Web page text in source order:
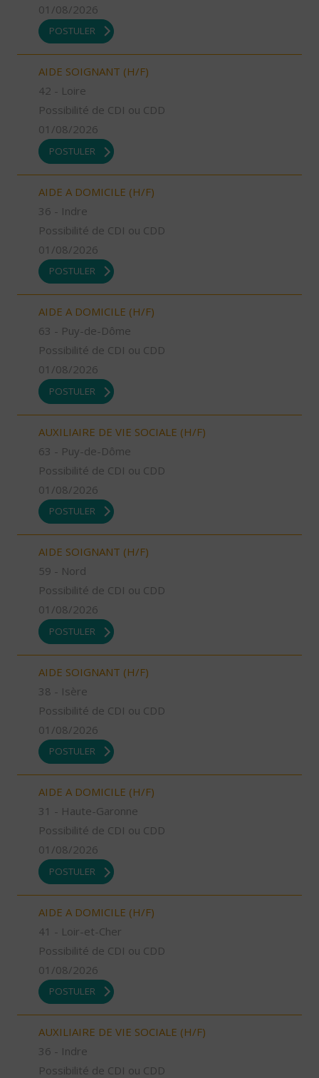
01/08/2026
POSTULER
AIDE SOIGNANT (H/F)
42 - Loire
Possibilité de CDI ou CDD
01/08/2026
POSTULER
AIDE A DOMICILE (H/F)
36 - Indre
Possibilité de CDI ou CDD
01/08/2026
POSTULER
AIDE A DOMICILE (H/F)
63 - Puy-de-Dôme
Possibilité de CDI ou CDD
01/08/2026
POSTULER
AUXILIAIRE DE VIE SOCIALE (H/F)
63 - Puy-de-Dôme
Possibilité de CDI ou CDD
01/08/2026
POSTULER
AIDE SOIGNANT (H/F)
59 - Nord
Possibilité de CDI ou CDD
01/08/2026
POSTULER
AIDE SOIGNANT (H/F)
38 - Isère
Possibilité de CDI ou CDD
01/08/2026
POSTULER
AIDE A DOMICILE (H/F)
31 - Haute-Garonne
Possibilité de CDI ou CDD
01/08/2026
POSTULER
AIDE A DOMICILE (H/F)
41 - Loir-et-Cher
Possibilité de CDI ou CDD
01/08/2026
POSTULER
AUXILIAIRE DE VIE SOCIALE (H/F)
36 - Indre
Possibilité de CDI ou CDD